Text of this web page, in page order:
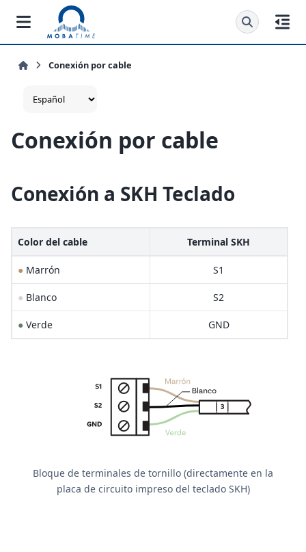
Conexión por cable
Conexión por cable
Conexión a SKH Teclado
Color del cable Terminal SKH
● Marrón S1
● Blanco S2
● Verde GND
Bloque de terminales de tornillo (directamente en la
placa de circuito impreso del teclado SKH)